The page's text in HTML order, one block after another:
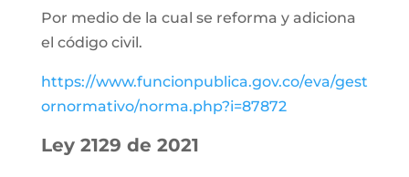
Por medio de la cual se reforma y adiciona
el código civil.
https://www.funcionpublica.gov.co/eva/gest
ornormativo/norma.php?i=87872
Ley 2129 de 2021